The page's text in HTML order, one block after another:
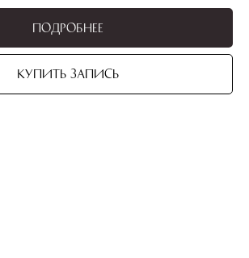
Подробнее
Купить запись